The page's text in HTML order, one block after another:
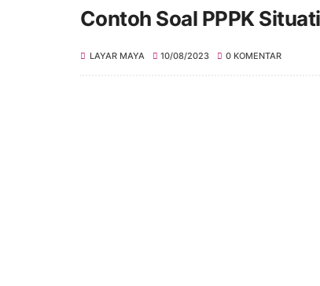
Contoh Soal PPPK
LAYAR MAYA 10/08/2023 0 KOMENTAR